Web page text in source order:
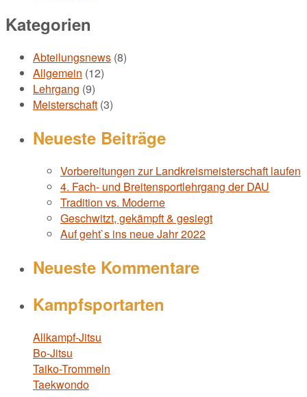
Kategorien
Abteilungsnews (8)
Allgemein (12)
Lehrgang (9)
Meisterschaft (3)
Neueste Beiträge
Vorbereitungen zur Landkreismeisterschaft laufen
4. Fach- und Breitensportlehrgang der DAU
Tradition vs. Moderne
Geschwitzt, gekämpft & gesiegt
Auf geht`s ins neue Jahr 2022
Neueste Kommentare
Kampfsportarten
Allkampf-Jitsu
Bo-Jitsu
Taiko-Trommeln
Taekwondo